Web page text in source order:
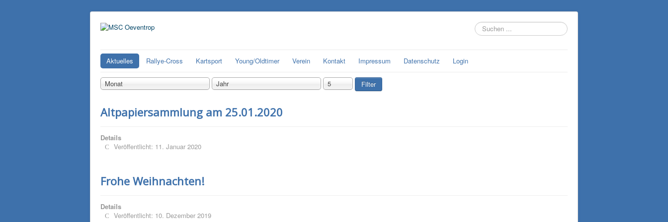
Suchen
...
Aktuelles Rallye-Cross Kartsport Young/Oldtimer Verein Kontakt Impressum Datenschutz Login
Monat Jahr 5 Filter
Altpapiersammlung am 25.01.2020
Details
Veröffentlicht: 11. Januar 2020
Frohe Weihnachten!
Details
Veröffentlicht: 10. Dezember 2019